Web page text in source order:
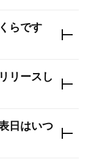
らです
リースし
日はいつ